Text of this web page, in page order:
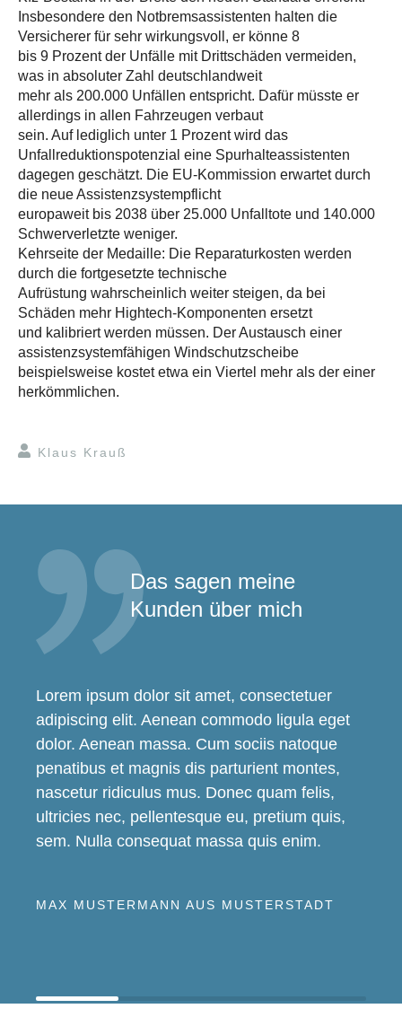
Insbesondere den Notbremsassistenten halten die
Versicherer für sehr wirkungsvoll, er könne 8
bis 9 Prozent der Unfälle mit Drittschäden vermeiden,
was in absoluter Zahl deutschlandweit
mehr als 200.000 Unfällen entspricht. Dafür müsste er
allerdings in allen Fahrzeugen verbaut
sein. Auf lediglich unter 1 Prozent wird das
Unfallreduktionspotenzial eine Spurhalteassistenten
dagegen geschätzt. Die EU-Kommission erwartet durch
die neue Assistenzsystempflicht
europaweit bis 2038 über 25.000 Unfalltote und 140.000
Schwerverletzte weniger.
Kehrseite der Medaille: Die Reparaturkosten werden
durch die fortgesetzte technische
Aufrüstung wahrscheinlich weiter steigen, da bei
Schäden mehr Hightech-Komponenten ersetzt
und kalibriert werden müssen. Der Austausch einer
assistenzsystemfähigen Windschutzscheibe
beispielsweise kostet etwa ein Viertel mehr als der einer
herkömmlichen.
Klaus Krauß
Das sagen meine
Kunden über mich
Lorem ipsum dolor sit amet, consectetuer
adipiscing elit. Aenean commodo ligula eget
dolor. Aenean massa. Cum sociis natoque
penatibus et magnis dis parturient montes,
nascetur ridiculus mus. Donec quam felis,
ultricies nec, pellentesque eu, pretium quis,
sem. Nulla consequat massa quis enim.
MAX MUSTERMANN AUS MUSTERSTADT